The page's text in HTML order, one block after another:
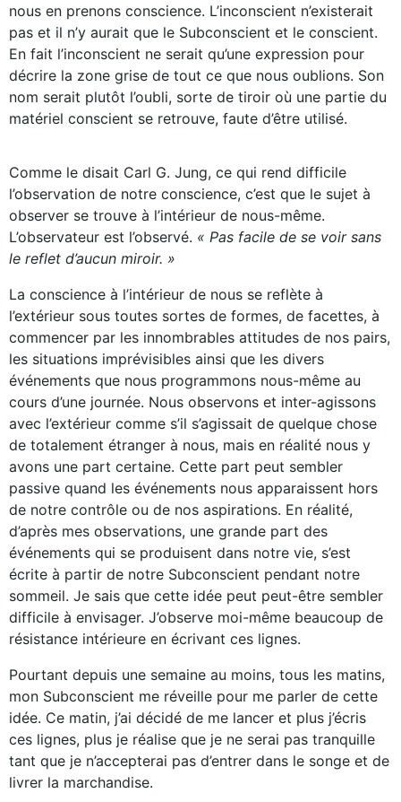
nous en prenons conscience. L’inconscient n’existerait
pas et il n’y aurait que le Subconscient et le conscient.
En fait l’inconscient ne serait qu’une expression pour
décrire la zone grise de tout ce que nous oublions. Son
nom serait plutôt l’oubli, sorte de tiroir où une partie du
matériel conscient se retrouve, faute d’être utilisé.
Comme le disait Carl G. Jung, ce qui rend difficile
l’observation de notre conscience, c’est que le sujet à
observer se trouve à l’intérieur de nous-même.
L’observateur est l’observé. « Pas facile de se voir sans
le reflet d’aucun miroir. »
La conscience à l’intérieur de nous se reflète à
l’extérieur sous toutes sortes de formes, de facettes, à
commencer par les innombrables attitudes de nos pairs,
les situations imprévisibles ainsi que les divers
événements que nous programmons nous-même au
cours d’une journée. Nous observons et inter-agissons
avec l’extérieur comme s’il s’agissait de quelque chose
de totalement étranger à nous, mais en réalité nous y
avons une part certaine. Cette part peut sembler
passive quand les événements nous apparaissent hors
de notre contrôle ou de nos aspirations. En réalité,
d’après mes observations, une grande part des
événements qui se produisent dans notre vie, s’est
écrite à partir de notre Subconscient pendant notre
sommeil. Je sais que cette idée peut peut-être sembler
difficile à envisager. J’observe moi-même beaucoup de
résistance intérieure en écrivant ces lignes.
Pourtant depuis une semaine au moins, tous les matins,
mon Subconscient me réveille pour me parler de cette
idée. Ce matin, j’ai décidé de me lancer et plus j’écris
ces lignes, plus je réalise que je ne serai pas tranquille
tant que je n’accepterai pas d’entrer dans le songe et de
livrer la marchandise.